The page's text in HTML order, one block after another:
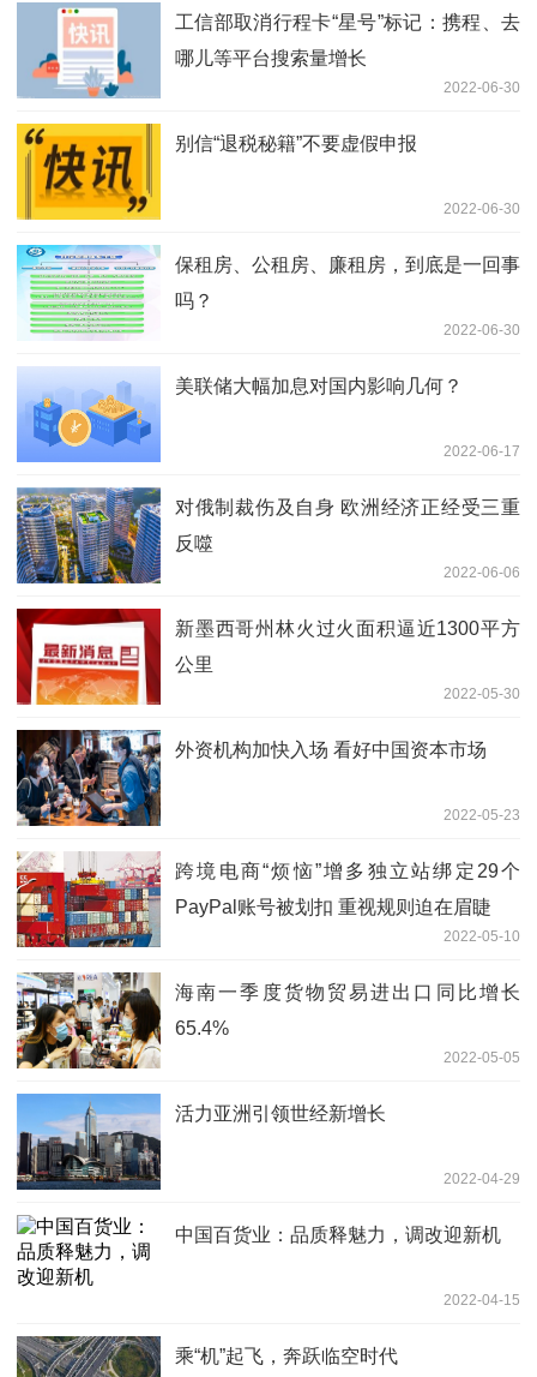
工信部取消行程卡“星号”标记：携程、去
哪儿等平台搜索量增长
2022-06-30
别信“退税秘籍”不要虚假申报
2022-06-30
保租房、公租房、廉租房，到底是一回事
吗？
2022-06-30
美联储大幅加息对国内影响几何？
2022-06-17
对俄制裁伤及自身 欧洲经济正经受三重
反噬
2022-06-06
新墨西哥州林火过火面积逼近1300平方
公里
2022-05-30
外资机构加快入场 看好中国资本市场
2022-05-23
跨境电商“烦恼”增多独立站绑定29个
PayPal账号被划扣 重视规则迫在眉睫
2022-05-10
海南一季度货物贸易进出口同比增长
65.4%
2022-05-05
活力亚洲引领世经新增长
2022-04-29
中国百货业：品质释魅力，调改迎新机
2022-04-15
乘“机”起飞，奔跃临空时代